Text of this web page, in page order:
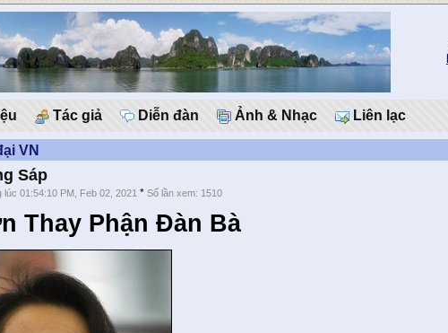
Tác giả Diễn đàn Ảnh & Nhạc Liên lạc
VN
Sáp
lúc 01:54:10 PM, Feb 02, 2021 *Số lần xem: 1510
Thay Phận Đàn Bà